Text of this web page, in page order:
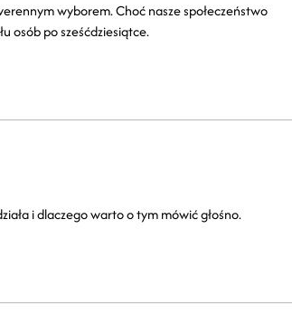
wyborem. Choć nasze społeczeństwo
osób po sześćdziesiątce.
i dlaczego warto o tym mówić głośno.